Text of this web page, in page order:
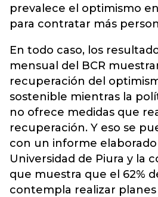
prevalece el optimismo
para contratar más
En todo caso, los
mensual del BCR
recuperación del
sostenible mientras la
no ofrece medidas que
recuperación. Y eso se
con un informe elaborado
Universidad de Piura y la
que muestra que el 62%
contempla realizar